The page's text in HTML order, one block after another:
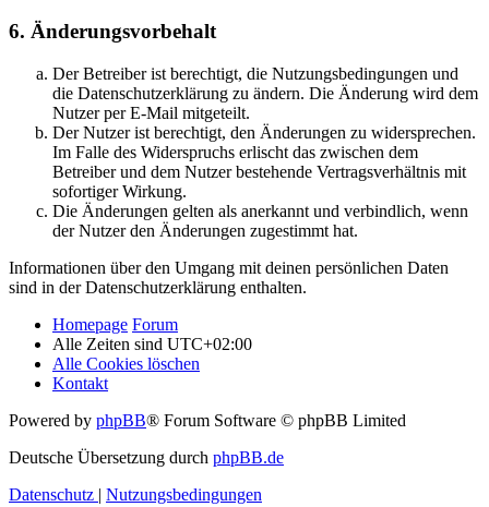
6. Änderungsvorbehalt
Der Betreiber ist berechtigt, die Nutzungsbedingungen und
die Datenschutzerklärung zu ändern. Die Änderung wird dem
Nutzer per E-Mail mitgeteilt.
Der Nutzer ist berechtigt, den Änderungen zu widersprechen.
Im Falle des Widerspruchs erlischt das zwischen dem
Betreiber und dem Nutzer bestehende Vertragsverhältnis mit
sofortiger Wirkung.
Die Änderungen gelten als anerkannt und verbindlich, wenn
der Nutzer den Änderungen zugestimmt hat.
Informationen über den Umgang mit deinen persönlichen Daten
sind in der Datenschutzerklärung enthalten.
Homepage Forum
Alle Zeiten sind UTC+02:00
Alle Cookies löschen
Kontakt
Powered by phpBB® Forum Software © phpBB Limited
Deutsche Übersetzung durch phpBB.de
Datenschutz | Nutzungsbedingungen